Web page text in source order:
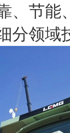
、节能
分领域